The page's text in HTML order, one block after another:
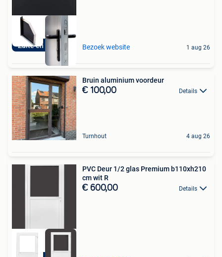
Zulte en Schoten Bezoek website 1 aug 26
Bruin aluminium voordeur
€ 100,00 Details
Turnhout 4 aug 26
PVC Deur 1/2 glas Premium b110xh210
cm wit R
€ 600,00 Details